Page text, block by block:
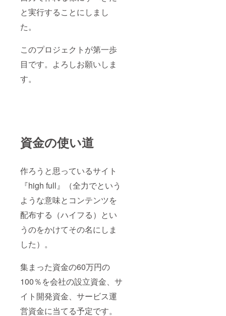
と実行することにしまし
た。
このプロジェクトが第一歩
目です。よろしお願いしま
す。
資金の使い道
作ろうと思っているサイト
『high full』（全力でという
ような意味とコンテンツを
配布する（ハイフる）とい
うのをかけてその名にしま
した）。
集まった資金の60万円の
100％を会社の設立資金、サ
イト開発資金、サービス運
営資金に当てる予定です。